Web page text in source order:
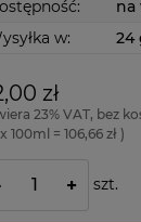
na
w:
24
zł
23% VAT, bez
x 100ml = 106,66 zł )
+ szt.